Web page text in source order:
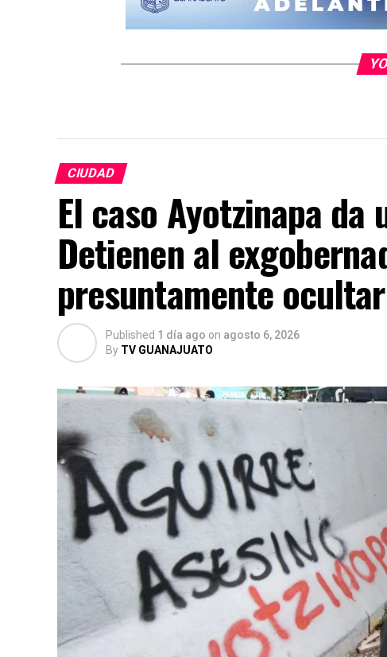
CIUDAD
El caso Ayotzinapa da
Detienen al
presuntamente
Published 1 día ago on agosto 6, 2026
By TV GUANAJUATO